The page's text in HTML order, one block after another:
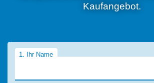
Kaufangebot.
1. Ihr Name